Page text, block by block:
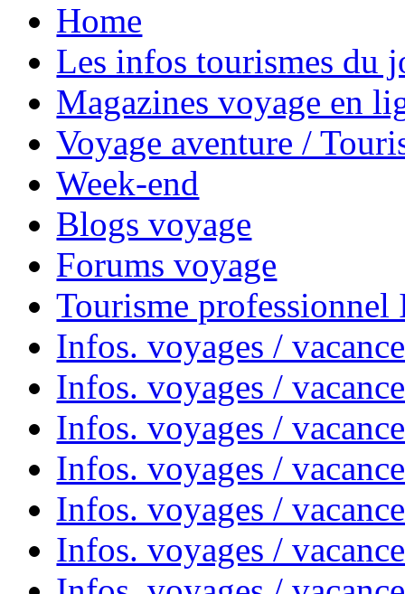
Home
Les infos tourismes du
Magazines voyage en
Voyage aventure /
Week-end
Blogs voyage
Forums voyage
Tourisme
Infos. voyages /
Infos. voyages /
Infos. voyages /
Infos. voyages /
Infos. voyages /
Infos. voyages /